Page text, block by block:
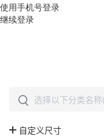
使用手机号登录
继续登录